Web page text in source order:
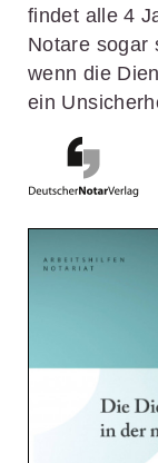
findet alle 4
Notare sogar
wenn die
ein